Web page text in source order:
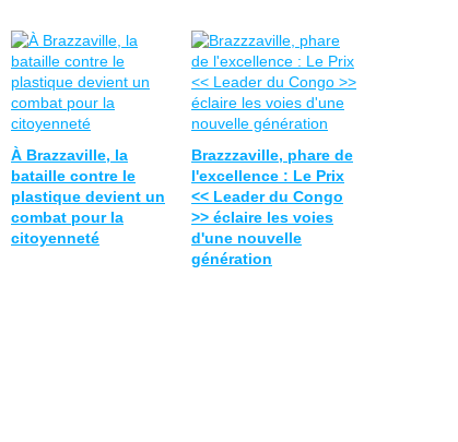
À Brazzaville, la
bataille contre le
plastique devient un
combat pour la
citoyenneté
Brazzzaville, phare de
l'excellence : Le Prix
<< Leader du Congo
>> éclaire les voies
d'une nouvelle
génération